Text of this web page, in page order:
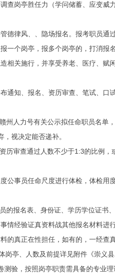
岗亭胜任力（学问储蓄、应变威
律风、、隐场报名。报考职员通
一个岗亭，报多个岗亭的，打消报名
关施行，并享受养老、医疗、赋
知、报名、资历审查、笔试、口
人力号有关公示拟任命职员名单
视决定能否递补。
审查通过人数不少于1:3的比例，
事员任命尺度进行体检，体检用
报名表、身份证、学历学位证书
情经验证真资料战其他报名材料
的真正在性担任，如有的，一经查
亭、人数及前提详见附件《崇义县
，按照岗亭职责需具备的专业理